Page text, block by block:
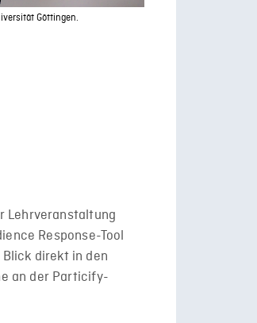
Göttingen.
Lehrveranstaltung
Response-Tool
direkt in den
an der Particify-